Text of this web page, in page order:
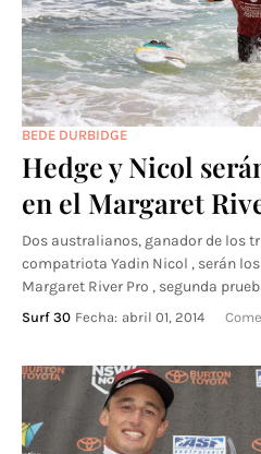
BEDE DURBIDGE
Hedge y Nicol
en el Margaret
Dos australianos, ganador de los
compatriota Yadin Nicol , serán
Margaret River Pro , segunda
Surf 30 Fecha: abril 01, 2014